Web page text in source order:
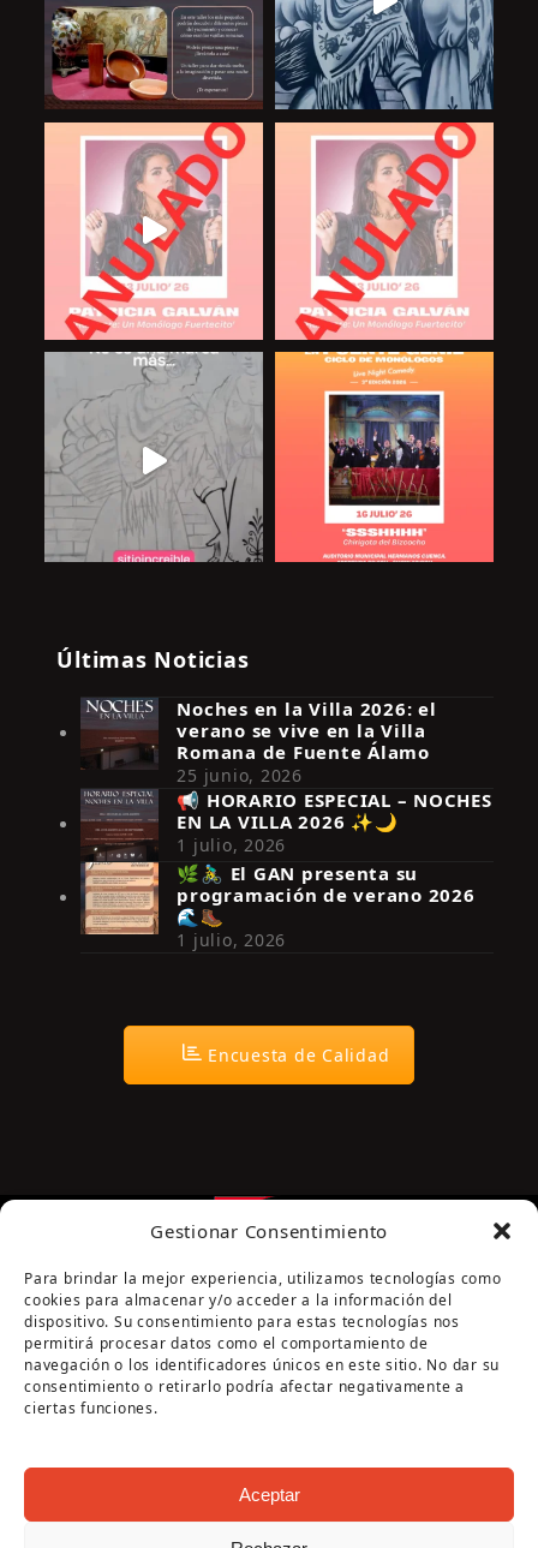
Gestionar Consentimiento
Para brindar la mejor experiencia, utilizamos tecnologías como
cookies para almacenar y/o acceder a la información del
dispositivo. Su consentimiento para estas tecnologías nos
permitirá procesar datos como el comportamiento de
navegación o los identificadores únicos en este sitio. No dar su
consentimiento o retirarlo podría afectar negativamente a
ciertas funciones.
Aceptar
Síguenos en Instagram
Últimas Noticias
Noches en la Villa 2026: el
verano se vive en la Villa
Romana de Fuente Álamo
25 junio, 2026
📢 HORARIO ESPECIAL – NOCHES
EN LA VILLA 2026 ✨🌙
1 julio, 2026
🌿🚴‍♂️ El GAN presenta su
programación de verano 2026
🌊🥾
1 julio, 2026
Encuesta de Calidad
Página cofinanciada por la Diputación de Córdoba